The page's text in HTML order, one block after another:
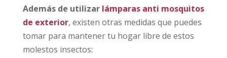
Además de utilizar lámparas anti mosquitos
de exterior, existen otras medidas que puedes
tomar para mantener tu hogar libre de estos
molestos insectos: